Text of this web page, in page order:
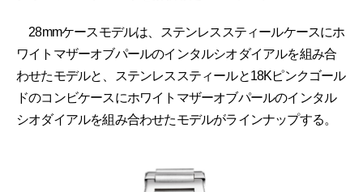
28mmケースモデルは、ステンレススティールケースにホ
ワイトマザーオブパールのインタルシオダイアルを組み合
わせたモデルと、ステンレススティールと18Kピンクゴール
ドのコンビケースにホワイトマザーオブパールのインタル
シオダイアルを組み合わせたモデルがラインナップする。